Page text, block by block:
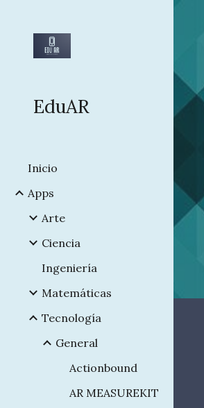
EduAR
Inicio
Apps
Arte
Ciencia
Ingeniería
Matemáticas
Tecnología
General
Actionbound
AR MEASUREKIT